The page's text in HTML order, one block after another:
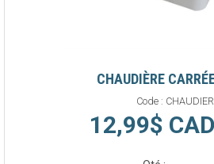
CHAUDIÈRE
Code :
12,99$ CAD